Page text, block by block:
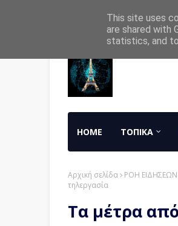
HOME ΤΟΠΙΚΑ
Αρχική σελίδα ΡΟΗ ΕΙΔΗΣΕΩΝ
τηλεργασία
Τα μέτρα
This site uses
are shared with
statistics, and